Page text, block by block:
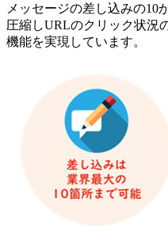
メッセージの差し込みの10
圧縮しURLのクリック状況
機能を実現しています。